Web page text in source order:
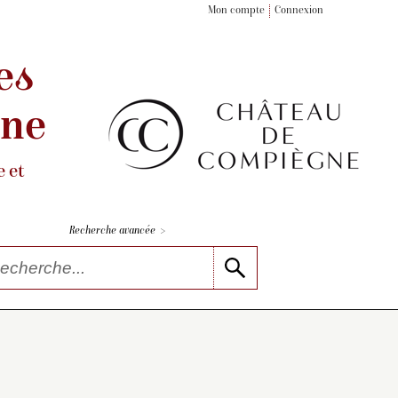
Mon compte Connexion
et
Recherche avancée >